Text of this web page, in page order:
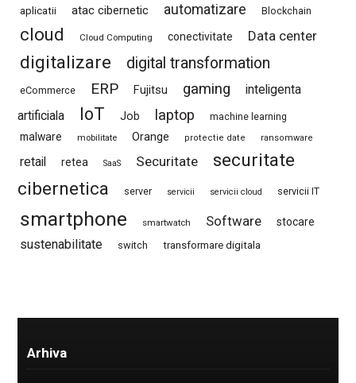
aplicatii atac cibernetic automatizare Blockchain
cloud Cloud Computing conectivitate Data center
digitalizare digital transformation
eCommerce ERP Fujitsu gaming
inteligenta
artificiala
IoT Job laptop machine learning
malware mobilitate Orange protectie date ransomware
retail retea SaaS Securitate
securitate
cibernetica
server servicii servicii cloud servicii IT
smartphone smartwatch Software stocare
sustenabilitate switch transformare digitala
Arhiva